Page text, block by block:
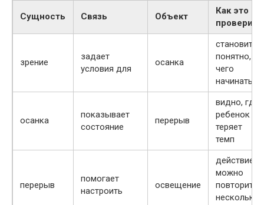
Сущность Связь Объект
Как это
проверить
зрение
задает
условия для
осанка
становится
понятно, с
чего
начинать
осанка
показывает
состояние
перерыв
видно, где
ребенок
теряет
темп
перерыв
помогает
настроить
освещение
действие
можно
повторить
несколько